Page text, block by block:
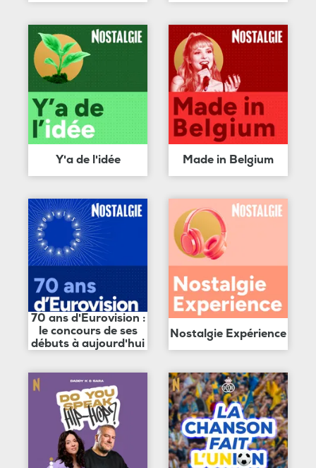
Y'a de l'idée Made in Belgium
70 ans d'Eurovision :
le concours de ses
débuts à aujourd'hui
Nostalgie Expérience